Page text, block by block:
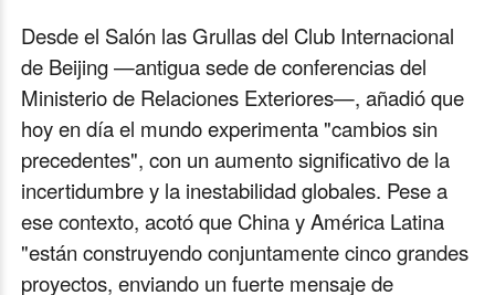
Desde el Salón las Grullas del Club Internacional
de Beijing —antigua sede de conferencias del
Ministerio de Relaciones Exteriores—, añadió que
hoy en día el mundo experimenta "cambios sin
precedentes", con un aumento significativo de la
incertidumbre y la inestabilidad globales. Pese a
ese contexto, acotó que China y América Latina
"están construyendo conjuntamente cinco grandes
proyectos, enviando un fuerte mensaje de